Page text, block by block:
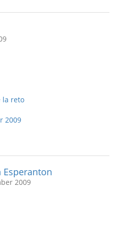
la reto
2009
Esperanton
2009